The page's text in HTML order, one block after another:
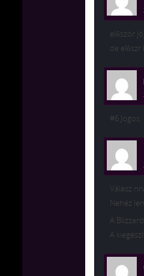
először
de előszr
#6
Válasz
Nehéz
A
A